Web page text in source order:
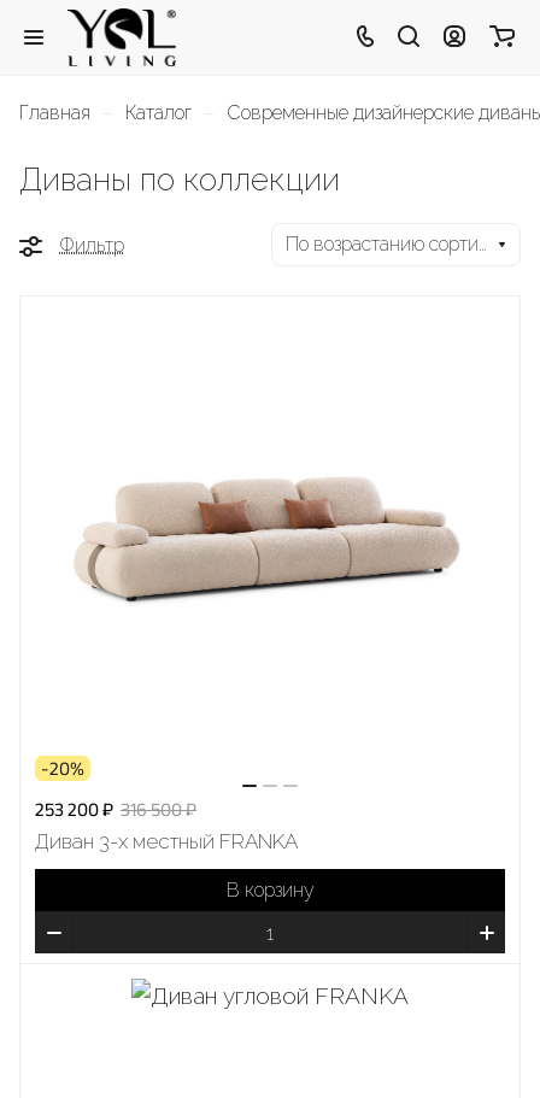
Главная Каталог Современные дизайнерские
Диваны по коллекции
Фильтр По возрастанию сортировки
-20%
253 200 ₽ 316 500 ₽
Диван 3-х местный FRANKA
В корзину